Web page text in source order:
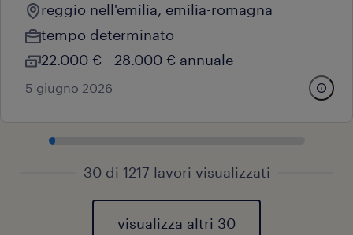
reggio nell'emilia, emilia-romagna
tempo determinato
22.000 € - 28.000 € annuale
5 giugno 2026
30 di 1217 lavori visualizzati
visualizza altri 30